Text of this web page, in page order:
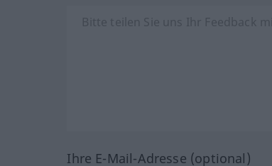
Ihre E-Mail-Adresse (optional)